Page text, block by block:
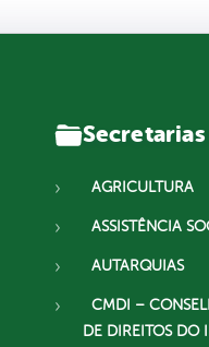
AGRICULTURA
ASSISTÊNCIA
AUTARQUIAS
CMDI –
DE DIREITOS DO